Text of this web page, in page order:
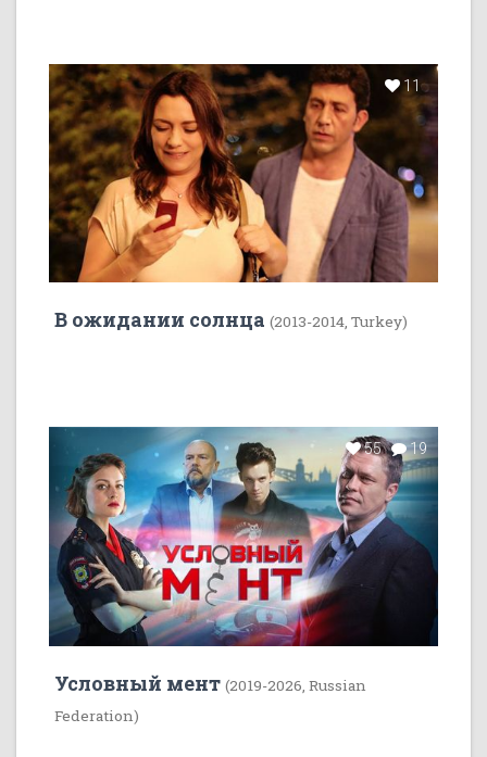
11
В ожидании солнца (2013-2014, Turkey)
55 19
Условный мент (2019-2026, Russian
Federation)